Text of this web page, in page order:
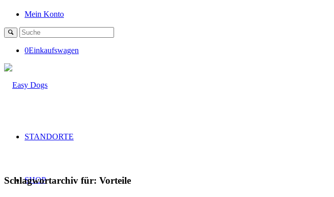
Mein Konto
0Einkaufswagen
STANDORTE
SHOP
Schlagwortarchiv für: Vorteile